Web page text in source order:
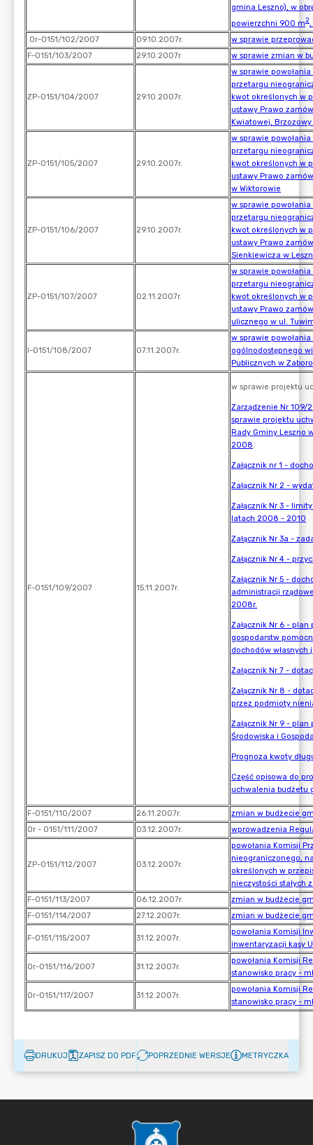
DRUKUJ ZAPISZ DO PDF POPRZEDNIE WERSJE METRYCZKA